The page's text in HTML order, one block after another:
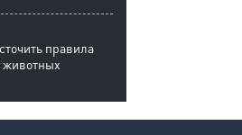
правила